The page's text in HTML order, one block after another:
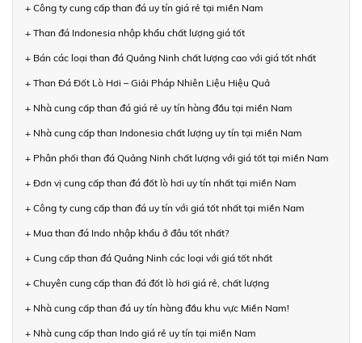
+ Công ty cung cấp than đá uy tín giá rẻ tại miền Nam
+ Than đá Indonesia nhập khẩu chất lượng giá tốt
+ Bán các loại than đá Quảng Ninh chất lượng cao với giá tốt nhất
+ Than Đá Đốt Lò Hơi – Giải Pháp Nhiên Liệu Hiệu Quả
+ Nhà cung cấp than đá giá rẻ uy tín hàng đầu tại miền Nam
+ Nhà cung cấp than Indonesia chất lượng uy tín tại miền Nam
+ Phân phối than đá Quảng Ninh chất lượng với giá tốt tại miền Nam
+ Đơn vị cung cấp than đá đốt lò hơi uy tín nhất tại miền Nam
+ Công ty cung cấp than đá uy tín với giá tốt nhất tại miền Nam
+ Mua than đá Indo nhập khẩu ở đâu tốt nhất?
+ Cung cấp than đá Quảng Ninh các loại với giá tốt nhất
+ Chuyên cung cấp than đá đốt lò hơi giá rẻ, chất lượng
+ Nhà cung cấp than đá uy tín hàng đầu khu vực Miền Nam!
+ Nhà cung cấp than Indo giá rẻ uy tín tại miền Nam